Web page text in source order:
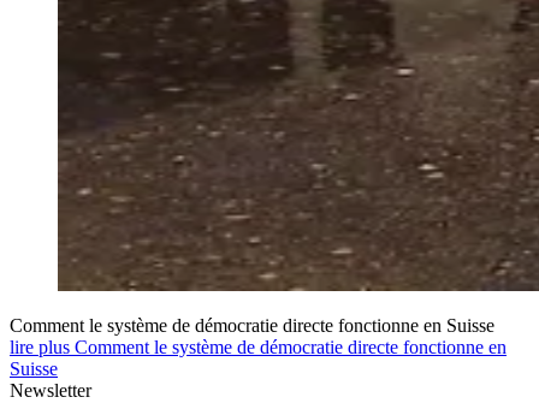
Comment le système de démocratie directe fonctionne en Suisse
lire plus Comment le système de démocratie directe fonctionne en
Suisse
Newsletter